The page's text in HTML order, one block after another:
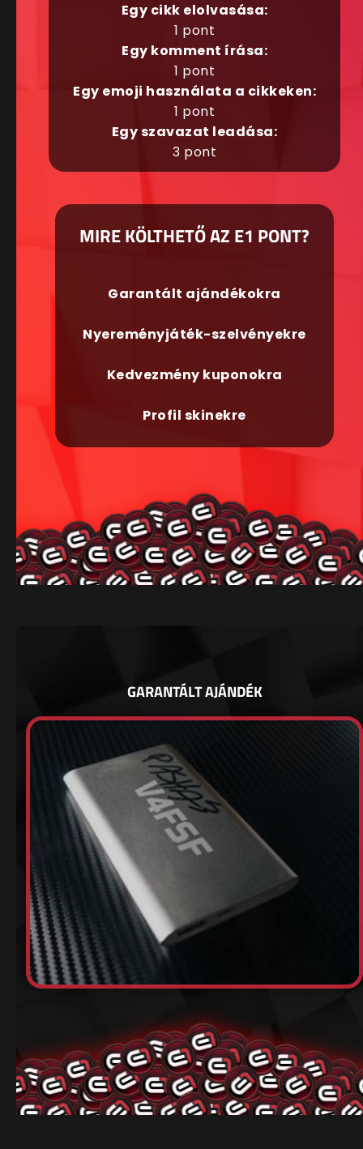
Egy cikk elolvasása:
1 pont
Egy komment írása:
1 pont
Egy emoji használata a cikkeken:
1 pont
Egy szavazat leadása:
3 pont
MIRE KÖLTHETŐ AZ E1 PONT?
Garantált ajándékokra
Nyereményjáték-szelvényekre
Kedvezmény kuponokra
Profil skinekre
GARANTÁLT AJÁNDÉK